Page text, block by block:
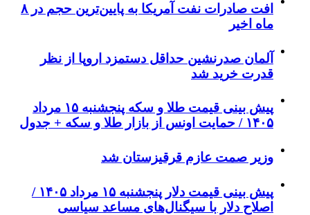
افت صادرات نفت آمریکا به پایین‌ترین حجم در ۸
ماه اخیر
آلمان صدرنشین حداقل دستمزد اروپا از نظر
قدرت خرید شد
پیش‌ بینی قیمت طلا و سکه پنجشنبه ۱۵ مرداد
۱۴۰۵ / حمایت اونس از بازار طلا و سکه + جدول
وزیر صمت عازم قرقیزستان شد
پیش ‌بینی قیمت دلار پنجشنبه ۱۵ مرداد ۱۴۰۵ /
اصلاح دلار با سیگنال‌های مساعد سیاسی